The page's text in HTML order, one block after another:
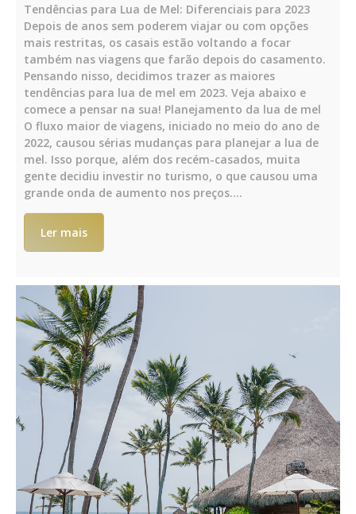
Tendências para Lua de Mel: Diferenciais para 2023
Depois de anos sem poderem viajar ou com opções
mais restritas, os casais estão voltando a focar
também nas viagens que farão depois do casamento.
Pensando nisso, decidimos trazer as maiores
tendências para lua de mel em 2023. Veja abaixo e
comece a pensar na sua! Planejamento da lua de mel
O fluxo maior de viagens, iniciado no meio do ano de
2022, causou sérias mudanças para planejar a lua de
mel. Isso porque, além dos recém-casados, muita
gente decidiu investir no turismo, o que causou uma
grande onda de aumento nos preços.…
Ler mais